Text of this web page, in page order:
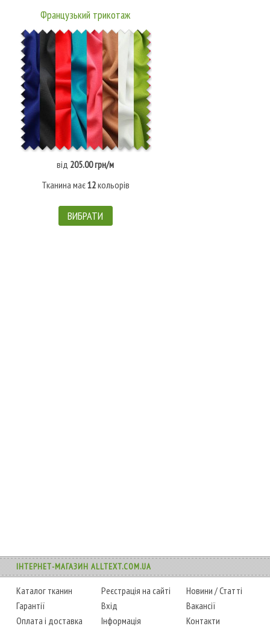
Французький трикотаж
LMB11524G
від 205.00 грн/м
Тканина має12кольорів
ВИБРАТИ
ІНТЕРНЕТ-МАГАЗИН ALLTEXT.COM.UA
Каталог тканин
Гарантії
Оплата і доставка
Реєстрація на сайті
Вхід
Інформація
Новини /Статті
Вакансії
Контакти